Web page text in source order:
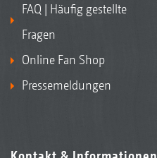
FAQ | Häufig gestellte
Fragen
Online Fan Shop
Pressemeldungen